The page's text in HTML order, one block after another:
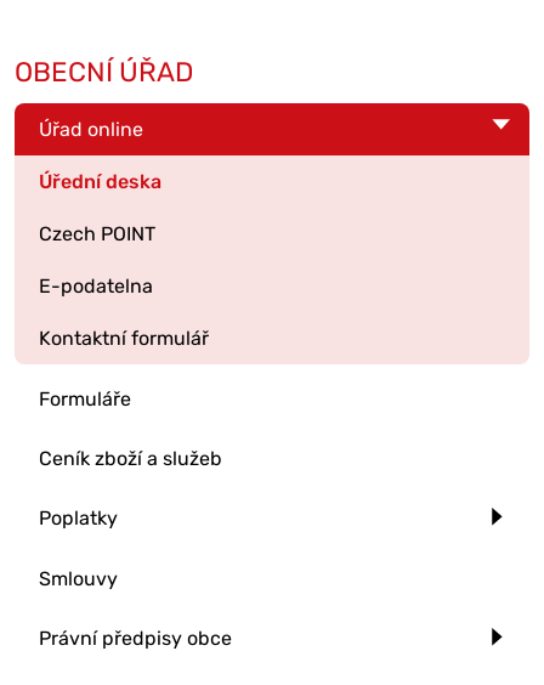
OBECNÍ ÚŘAD
Úřad online
Úřední deska
Czech POINT
E-podatelna
Kontaktní formulář
Formuláře
Ceník zboží a služeb
Poplatky
Smlouvy
Právní předpisy obce